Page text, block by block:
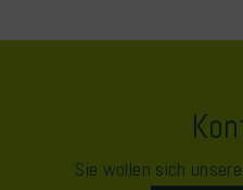
Sie wollen sich